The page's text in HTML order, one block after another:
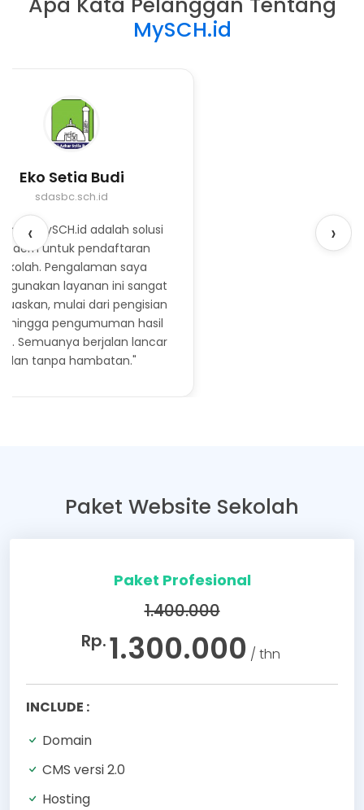
MySCH.id
‹ ›
Eko Setia Budi
sdasbc.sch.id
MySCH.id adalah solusi
untuk pendaftaran
Pengalaman saya
layanan ini sangat
mulai dari pengisian
hingga pengumuman hasil
Semuanya berjalan lancar
dan tanpa hambatan."
Paket Website Sekolah
Paket Profesional
1.400.000
Rp.1.300.000 / thn
INCLUDE :
Domain
CMS versi 2.0
Hosting